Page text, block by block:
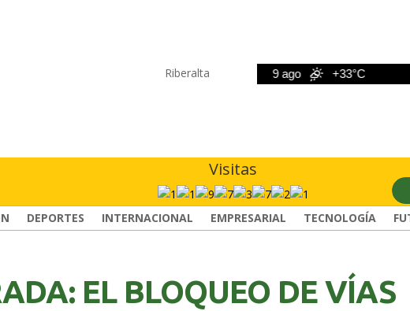
Riberalta
+33°C 9 ago +33°C 10
Visitas
DEPORTES INTERNACIONAL EMPRESARIAL TECNOLOGÍA
EL BLOQUEO DE VÍAS